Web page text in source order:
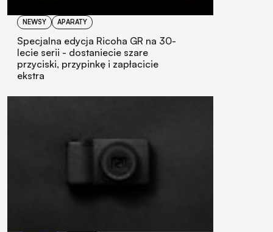
NEWSY APARATY
Specjalna edycja Ricoha GR na 30-
lecie serii - dostaniecie szare
przyciski, przypinkę i zapłacicie
ekstra